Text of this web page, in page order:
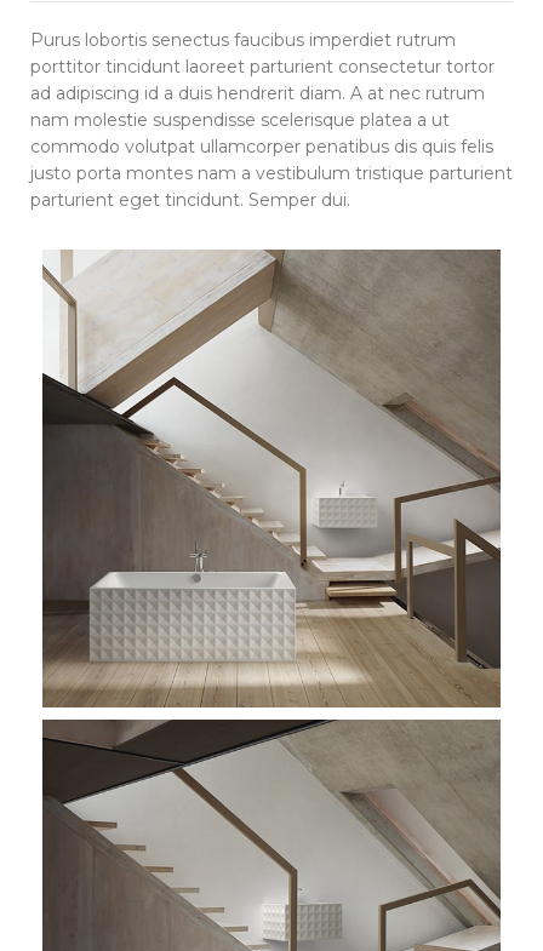
Purus lobortis senectus faucibus imperdiet rutrum
porttitor tincidunt laoreet parturient consectetur tortor
ad adipiscing id a duis hendrerit diam. A at nec rutrum
nam molestie suspendisse scelerisque platea a ut
commodo volutpat ullamcorper penatibus dis quis felis
justo porta montes nam a vestibulum tristique parturient
parturient eget tincidunt. Semper dui.